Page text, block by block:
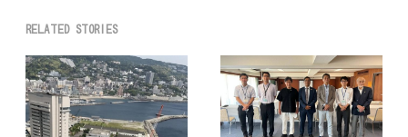
RELATED STORIES